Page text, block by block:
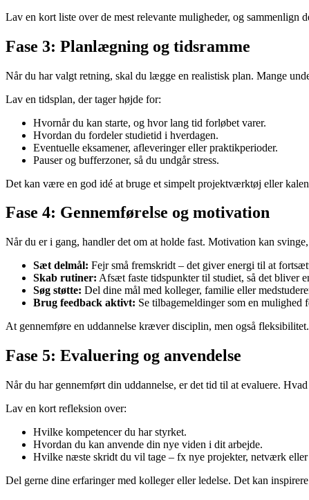
Lav en kort liste over de mest relevante muligheder, og
Fase 3: Planlægning og tidsramme
Når du har valgt retning, skal du lægge en realistisk plan. Mange
Lav en tidsplan, der tager højde for:
Hvornår du kan starte, og hvor lang tid forløbet varer.
Hvordan du fordeler studietid i hverdagen.
Eventuelle eksamener, afleveringer eller praktikperioder.
Pauser og bufferzoner, så du undgår stress.
Det kan være en god idé at bruge et simpelt projektværktøj eller
Fase 4: Gennemførelse og motivation
Når du er i gang, handler det om at holde fast. Motivation kan
Sæt delmål: Fejr små fremskridt – det giver energi til at
Skab rutiner: Afsæt faste tidspunkter til studiet, så det bliver
Søg støtte: Del dine mål med kolleger, familie eller
Brug feedback aktivt: Se tilbagemeldinger som en
At gennemføre en uddannelse kræver disciplin, men også
Fase 5: Evaluering og anvendelse
Når du har gennemført din uddannelse, er det tid til at evaluere.
Lav en kort refleksion over:
Hvilke kompetencer du har styrket.
Hvordan du kan anvende din nye viden i dit arbejde.
Hvilke næste skridt du vil tage – fx nye projekter, netværk eller
Del gerne dine erfaringer med kolleger eller ledelse. Det kan